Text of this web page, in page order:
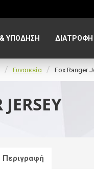
ΥΠΌΔΗΣΗ ΔΙΑΤΡΟΦΉ
Γυναικεία Fox Ranger
Περιγραφή